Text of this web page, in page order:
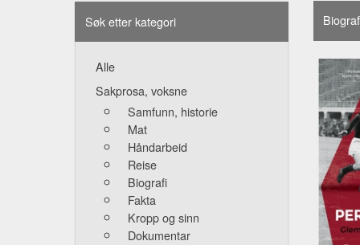
Søk etter kategori
Alle
Sakprosa, voksne
Samfunn, historie
Mat
Håndarbeid
Reise
Biografi
Fakta
Kropp og sinn
Dokumentar